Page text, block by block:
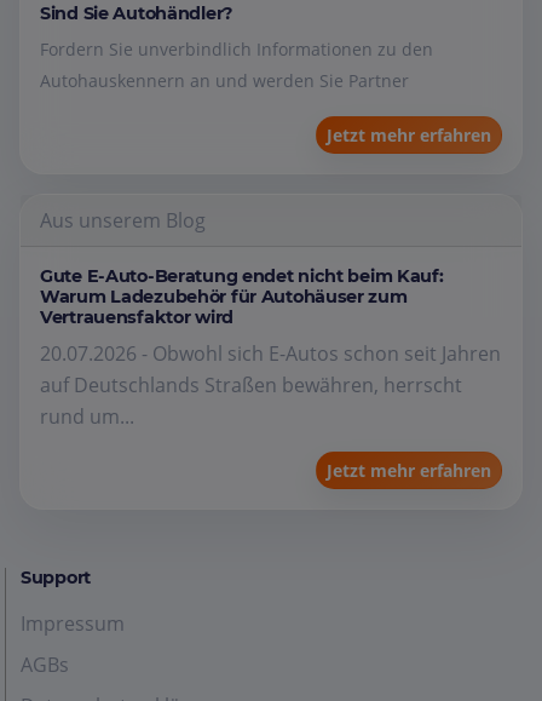
Sind Sie Autohändler?
Fordern Sie unverbindlich Informationen zu den
Autohauskennern an und werden Sie Partner
Jetzt mehr erfahren
Aus unserem Blog
Gute E-Auto-Beratung endet nicht beim Kauf:
Warum Ladezubehör für Autohäuser zum
Vertrauensfaktor wird
20.07.2026 - Obwohl sich E-Autos schon seit Jahren
auf Deutschlands Straßen bewähren, herrscht
rund um...
Jetzt mehr erfahren
Support
Impressum
AGBs